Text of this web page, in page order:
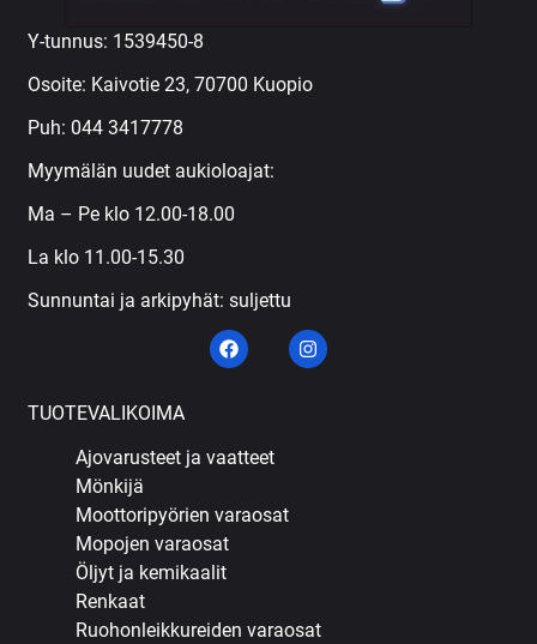
Y-tunnus: 1539450-8
Osoite: Kaivotie 23, 70700 Kuopio
Puh: 044 3417778
Myymälän uudet aukioloajat:
Ma – Pe klo 12.00-18.00
La klo 11.00-15.30
Sunnuntai ja arkipyhät: suljettu
TUOTEVALIKOIMA
Ajovarusteet ja vaatteet
Mönkijä
Moottoripyörien varaosat
Mopojen varaosat
Öljyt ja kemikaalit
Renkaat
Ruohonleikkureiden varaosat